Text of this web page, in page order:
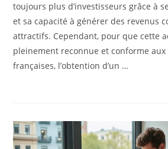
toujours plus d’investisseurs grâce à
et sa capacité à générer des revenus
attractifs. Cependant, pour que cette
pleinement reconnue et conforme aux
françaises, l’obtention d’un …